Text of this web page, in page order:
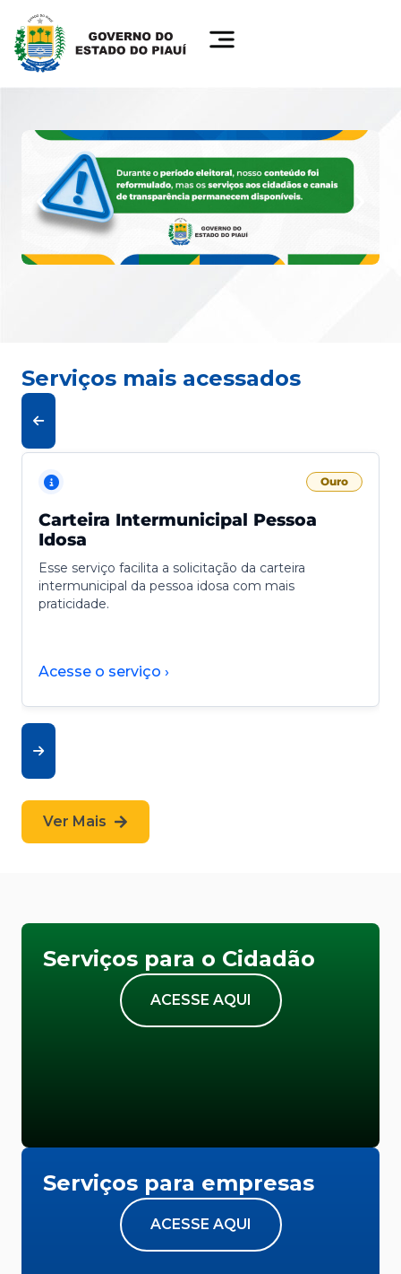
Serviços mais acessados
Ouro
Carteira Intermunicipal Pessoa
Idosa
Esse serviço facilita a solicitação da carteira
intermunicipal da pessoa idosa com mais
praticidade.
Acesse o serviço ›
Ver Mais
Serviços para o Cidadão
ACESSE AQUI
Serviços para empresas
ACESSE AQUI